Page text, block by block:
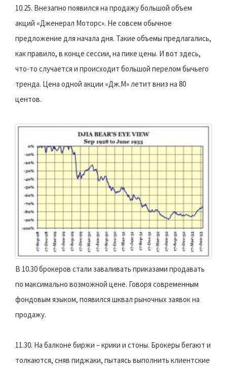
10.25. Внезапно появился на продажу большой объем
акций «Дженерал Моторс». Не совсем обычное
предложение для начала дня. Такие объемы предлагались,
как правило, в конце сессии, на пике цены. И вот здесь,
что-то случается и происходит большой перелом бычьего
тренда. Цена одной акции «Дж.М» летит вниз на 80
центов.
В 10.30 брокеров стали заваливать приказами продавать
по максимально возможной цене. Говоря современным
фондовым языком, появился шквал рыночных заявок на
продажу.
11.30. На балконе биржи – крики и стоны. Брокеры бегают и
толкаются, сняв пиджаки, пытаясь выполнить клиентские